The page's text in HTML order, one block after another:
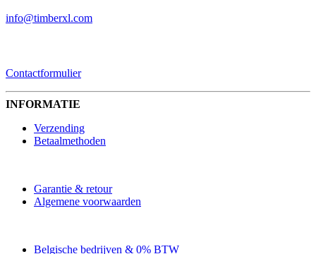
info@timberxl.com
Contactformulier
INFORMATIE
Verzending
Betaalmethoden
Garantie & retour
Algemene voorwaarden
Belgische bedrijven & 0% BTW